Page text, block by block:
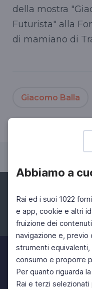
Abbiamo a
Rai ed i suoi 1022
e app, cookie e altri
fruizione dei
navigazione e,
strumenti equivalenti,
consumo e proporre
Per quanto riguarda
Rai e terzi
della mostra
Futurista" alla
di mamiano di
Giacomo Balla
Facebook